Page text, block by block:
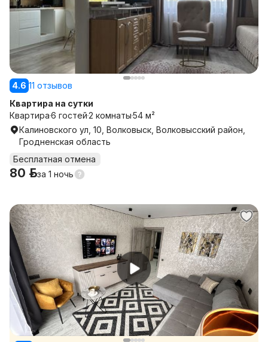
4.6 11 отзывов
Квартира на сутки
Квартира6 гостей2 комнаты54 м²
Калиновского ул, 10, Волковыск, Волковысский район,
Гродненская область
Бесплатная отмена
80 р.за 1 ночь